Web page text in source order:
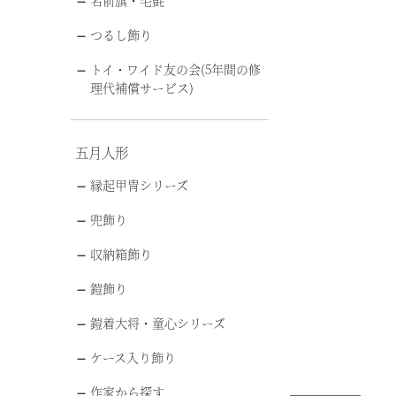
つるし飾り
トイ・ワイド友の会(5年間の修
理代補償サービス)
五月人形
縁起甲冑シリーズ
兜飾り
収納箱飾り
鎧飾り
鎧着大将・童心シリーズ
ケース入り飾り
作家から探す